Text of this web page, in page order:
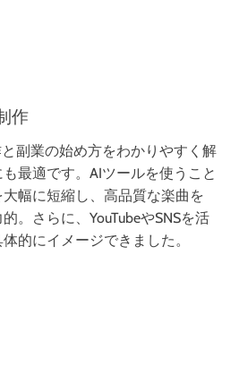
作
副業の始め方をわかりやすく解
最適です。AIツールを使うこと
幅に短縮し、高品質な楽曲を
。さらに、YouTubeやSNSを活
的にイメージできました。